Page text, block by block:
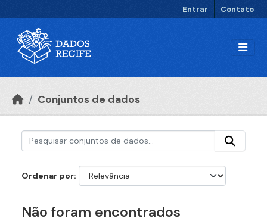
Entrar Contato
Conjuntos de dados
Ordenar por
Não foram encontrados